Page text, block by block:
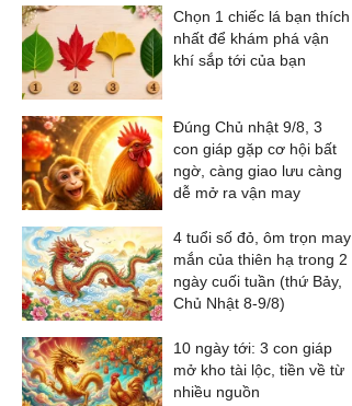
Chọn 1 chiếc lá bạn thích
nhất để khám phá vận
khí sắp tới của bạn
Đúng Chủ nhật 9/8, 3
con giáp gặp cơ hội bất
ngờ, càng giao lưu càng
dễ mở ra vận may
4 tuổi số đỏ, ôm trọn may
mắn của thiên hạ trong 2
ngày cuối tuần (thứ Bảy,
Chủ Nhật 8-9/8)
10 ngày tới: 3 con giáp
mở kho tài lộc, tiền về từ
nhiều nguồn